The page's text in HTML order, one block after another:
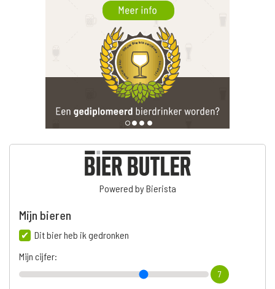
Powered by Bierista
Mijn bieren
Dit bier heb ik gedronken
Mijn cijfer:
7